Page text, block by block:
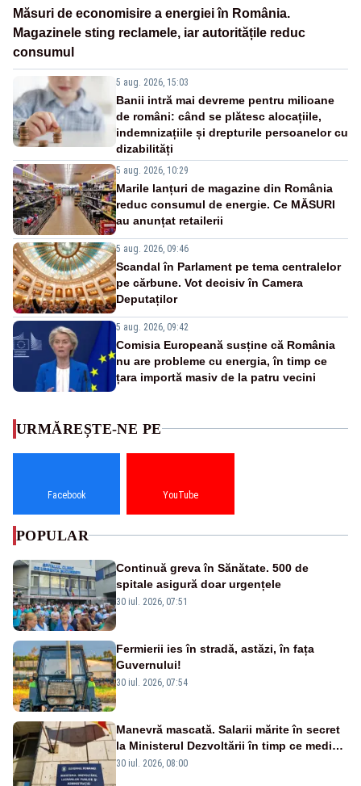
Măsuri de economisire a energiei în România.
Magazinele sting reclamele, iar autoritățile reduc
consumul
5 aug. 2026, 15:03
Banii intră mai devreme pentru milioane
de români: când se plătesc alocațiile,
indemnizațiile și drepturile persoanelor cu
dizabilități
5 aug. 2026, 10:29
Marile lanțuri de magazine din România
reduc consumul de energie. Ce MĂSURI
au anunțat retailerii
5 aug. 2026, 09:46
Scandal în Parlament pe tema centralelor
pe cărbune. Vot decisiv în Camera
Deputaților
5 aug. 2026, 09:42
Comisia Europeană susține că România
nu are probleme cu energia, în timp ce
țara importă masiv de la patru vecini
URMĂREȘTE-NE PE
Facebook YouTube
POPULAR
Continuă greva în Sănătate. 500 de
spitale asigură doar urgențele
30 iul. 2026, 07:51
Fermierii ies în stradă, astăzi, în fața
Guvernului!
30 iul. 2026, 07:54
Manevră mascată. Salarii mărite în secret
la Ministerul Dezvoltării în timp ce medicii
ies în stradă
30 iul. 2026, 08:00